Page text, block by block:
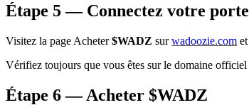
Étape 5 — Connectez votre
Visitez la page Acheter$WADZ surwadoozie.com
Vérifiez toujours que vous êtes sur le domaine
Étape 6 — Acheter $WADZ